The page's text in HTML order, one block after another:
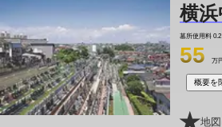
横浜
墓所使用料 0.2
55 万
概要を
地